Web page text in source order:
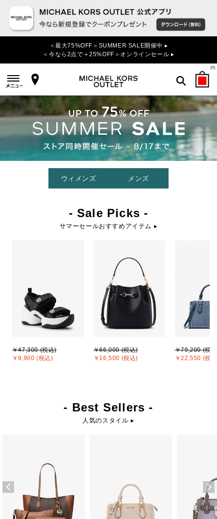
＜最大75%OFF＞SUMMER SALE開催中 ▸
＜今なら2点で＋25%OFF＞オンラインセール ▸
(0)
検索
ウィメンズ メンズ
- Sale Picks -
サマーセールおすすめアイテム ▸
￥47,300 (税込)
￥9,900 (税込)
￥66,000 (税込)
￥16,500 (税込)
￥79,200 (税
￥22,550 (税
- Best Sellers -
人気のスタイル ▸